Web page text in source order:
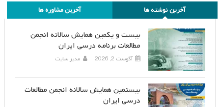
آخرین نوشته ها آخرین مشاوره ها
بیست و یکمین همایش سالانه انجمن
مطالعات برنامه درسی ایران
آگوست 2, 2026 مدیر سایت
بیستمین همایش سالانه انجمن مطالعات
درسی ایران